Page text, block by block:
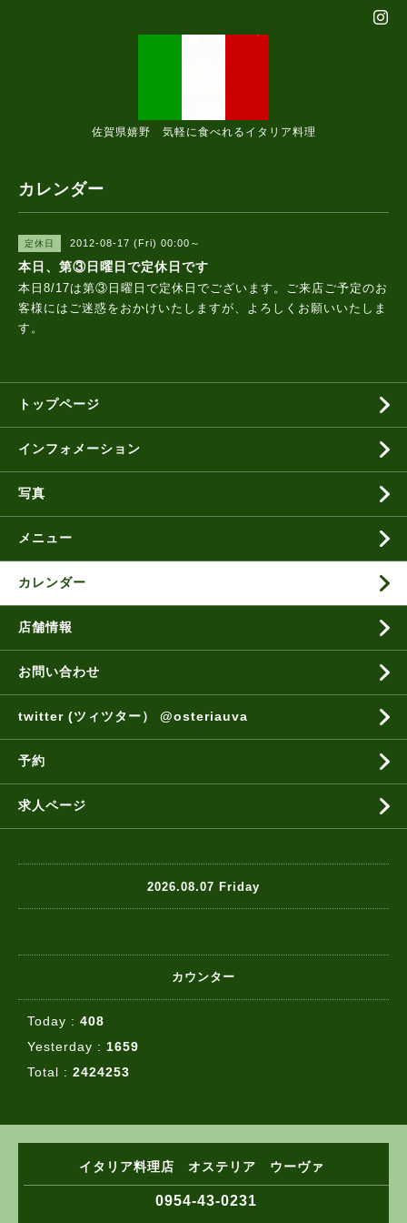
佐賀県嬉野 気軽に食べれるイタリア料理
カレンダー
定休日 2012-08-17 (Fri) 00:00～
本日、第③日曜日で定休日です
本日8/17は第③日曜日で定休日でございます。ご来店ご予定のお
客様にはご迷惑をおかけいたしますが、よろしくお願いいたしま
す。
トップページ
インフォメーション
写真
メニュー
カレンダー
店舗情報
お問い合わせ
twitter (ツィツター） @osteriauva
予約
求人ページ
2026.08.07 Friday
カウンター
Today : 408
Yesterday : 1659
Total : 2424253
イタリア料理店 オステリア ウーヴァ
0954-43-0231